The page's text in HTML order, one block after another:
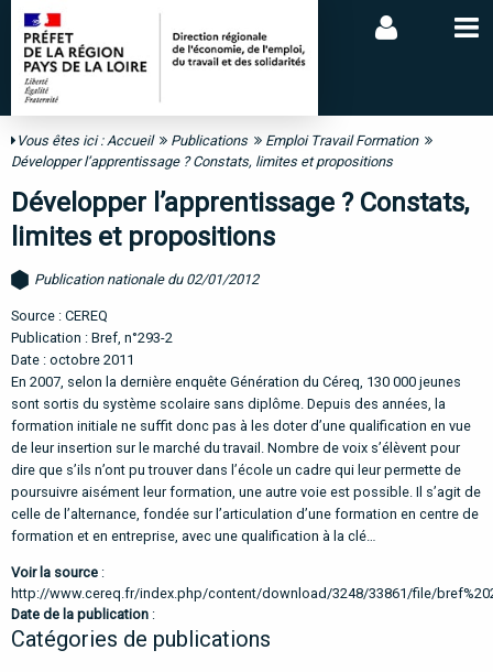
Vous êtes ici :Accueil Publications
Emploi Travail Formation
Développer l’apprentissage ? Constats, limites et propositions
Développer l’apprentissage ? Constats,
limites et propositions
Publication nationale du 02/01/2012
Source : CEREQ
Publication : Bref, n°293-2
Date : octobre 2011
En 2007, selon la dernière enquête Génération du Céreq, 130 000 jeunes
sont sortis du système scolaire sans diplôme. Depuis des années, la
formation initiale ne suffit donc pas à les doter d’une qualification en vue
de leur insertion sur le marché du travail. Nombre de voix s’élèvent pour
dire que s’ils n’ont pu trouver dans l’école un cadre qui leur permette de
poursuivre aisément leur formation, une autre voie est possible. Il s’agit de
celle de l’alternance, fondée sur l’articulation d’une formation en centre de
formation et en entreprise, avec une qualification à la clé…
Voir la source :
http://www.cereq.fr/index.php/content/download/3248/33861/file/
Date de la publication :
Catégories de publications